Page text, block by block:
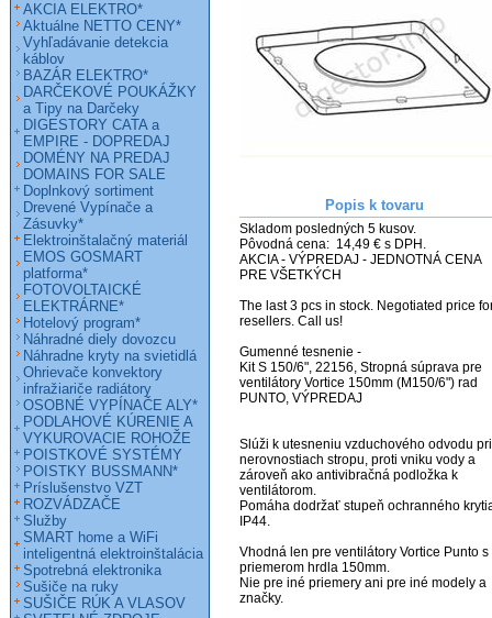
Popis k tovaru
Skladom posledných 5 kusov.
Pôvodná cena:  14,49 € s DPH.
AKCIA - VÝPREDAJ - JEDNOTNÁ CENA
PRE VŠETKÝCH
The last 3 pcs in stock. Negotiated price
resellers. Call us!
Gumenné tesnenie -
Kit S 150/6", 22156, Stropná súprava pre
ventilátory Vortice 150mm (M150/6") rad
PUNTO, VÝPREDAJ
Slúži k utesneniu vzduchového odvodu pri
nerovnostiach stropu, proti vniku vody a
zároveň ako antivibračná podložka k
ventilátorom.
Pomáha dodržať stupeň ochranného
IP44.
Vhodná len pre ventilátory Vortice Punto s
priemerom hrdla 150mm.
Nie pre iné priemery ani pre iné modely a
značky.
AKCIA ELEKTRO*
Aktuálne NETTO CENY*
Vyhľadávanie detekcia
káblov
BAZÁR ELEKTRO*
DARČEKOVÉ POUKÁŽKY
a Tipy na Darčeky
DIGESTORY CATA a
EMPIRE - DOPREDAJ
DOMÉNY NA PREDAJ
DOMAINS FOR SALE
Doplnkový sortiment
Drevené Vypínače a
Zásuvky*
Elektroinštalačný materiál
EMOS GOSMART
platforma*
FOTOVOLTAICKÉ
ELEKTRÁRNE*
Hotelový program*
Náhradné diely dovozcu
Náhradne kryty na svietidlá
Ohrievače konvektory
infražiariče radiátory
OSOBNÉ VYPÍNAČE ALY*
PODLAHOVÉ KÚRENIE A
VYKUROVACIE ROHOŽE
POISTKOVÉ SYSTÉMY
POISTKY BUSSMANN*
Príslušenstvo VZT
ROZVÁDZAČE
Služby
SMART home a WiFi
inteligentná elektroinštalácia
Spotrebná elektronika
Sušiče na ruky
SUŠIČE RÚK A VLASOV